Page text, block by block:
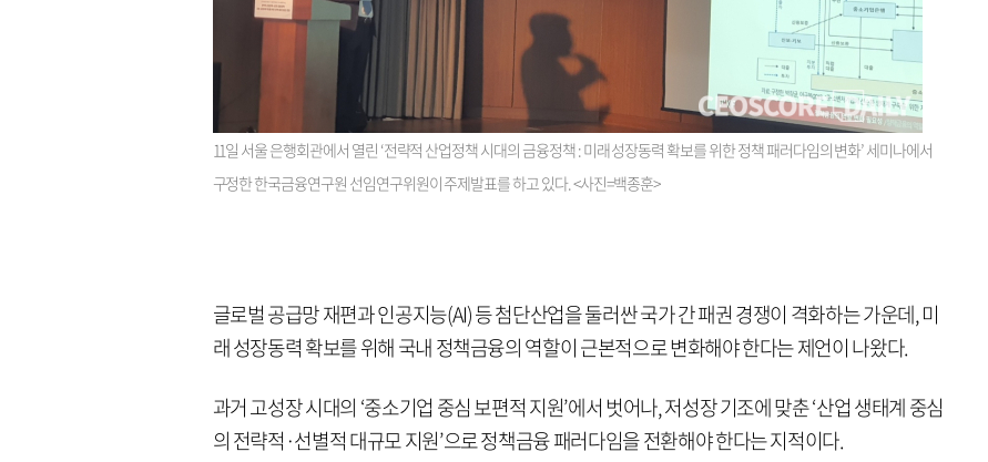
11일 서울 은행회관에서 열린 ‘전략적 산업정책 시대의 금융정책 : 미래 성장동력 확보를 위한 정책 패러다임의 변화’ 세미나에서
구정한 한국금융연구원 선임연구위원이 주제발표를 하고 있다. <사진=백종훈>
글로벌 공급망 재편과 인공지능(AI) 등 첨단산업을 둘러싼 국가 간 패권 경쟁이 격화하는 가운데, 미
래 성장동력 확보를 위해 국내 정책금융의 역할이 근본적으로 변화해야 한다는 제언이 나왔다.
과거 고성장 시대의 ‘중소기업 중심 보편적 지원’에서 벗어나, 저성장 기조에 맞춘 ‘산업 생태계 중심
의 전략적·선별적 대규모 지원’으로 정책금융 패러다임을 전환해야 한다는 지적이다.